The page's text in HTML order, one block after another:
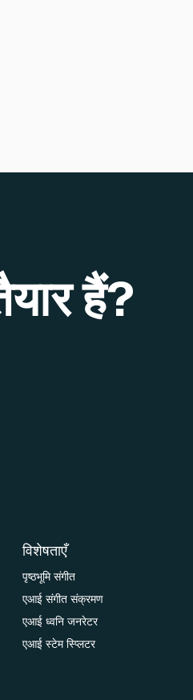
हैं?
विशेषताएँ
पृष्ठभूमि संगीत
एआई संगीत संक्रमण
एआई ध्वनि जनरेटर
एआई स्टेम स्प्लिटर